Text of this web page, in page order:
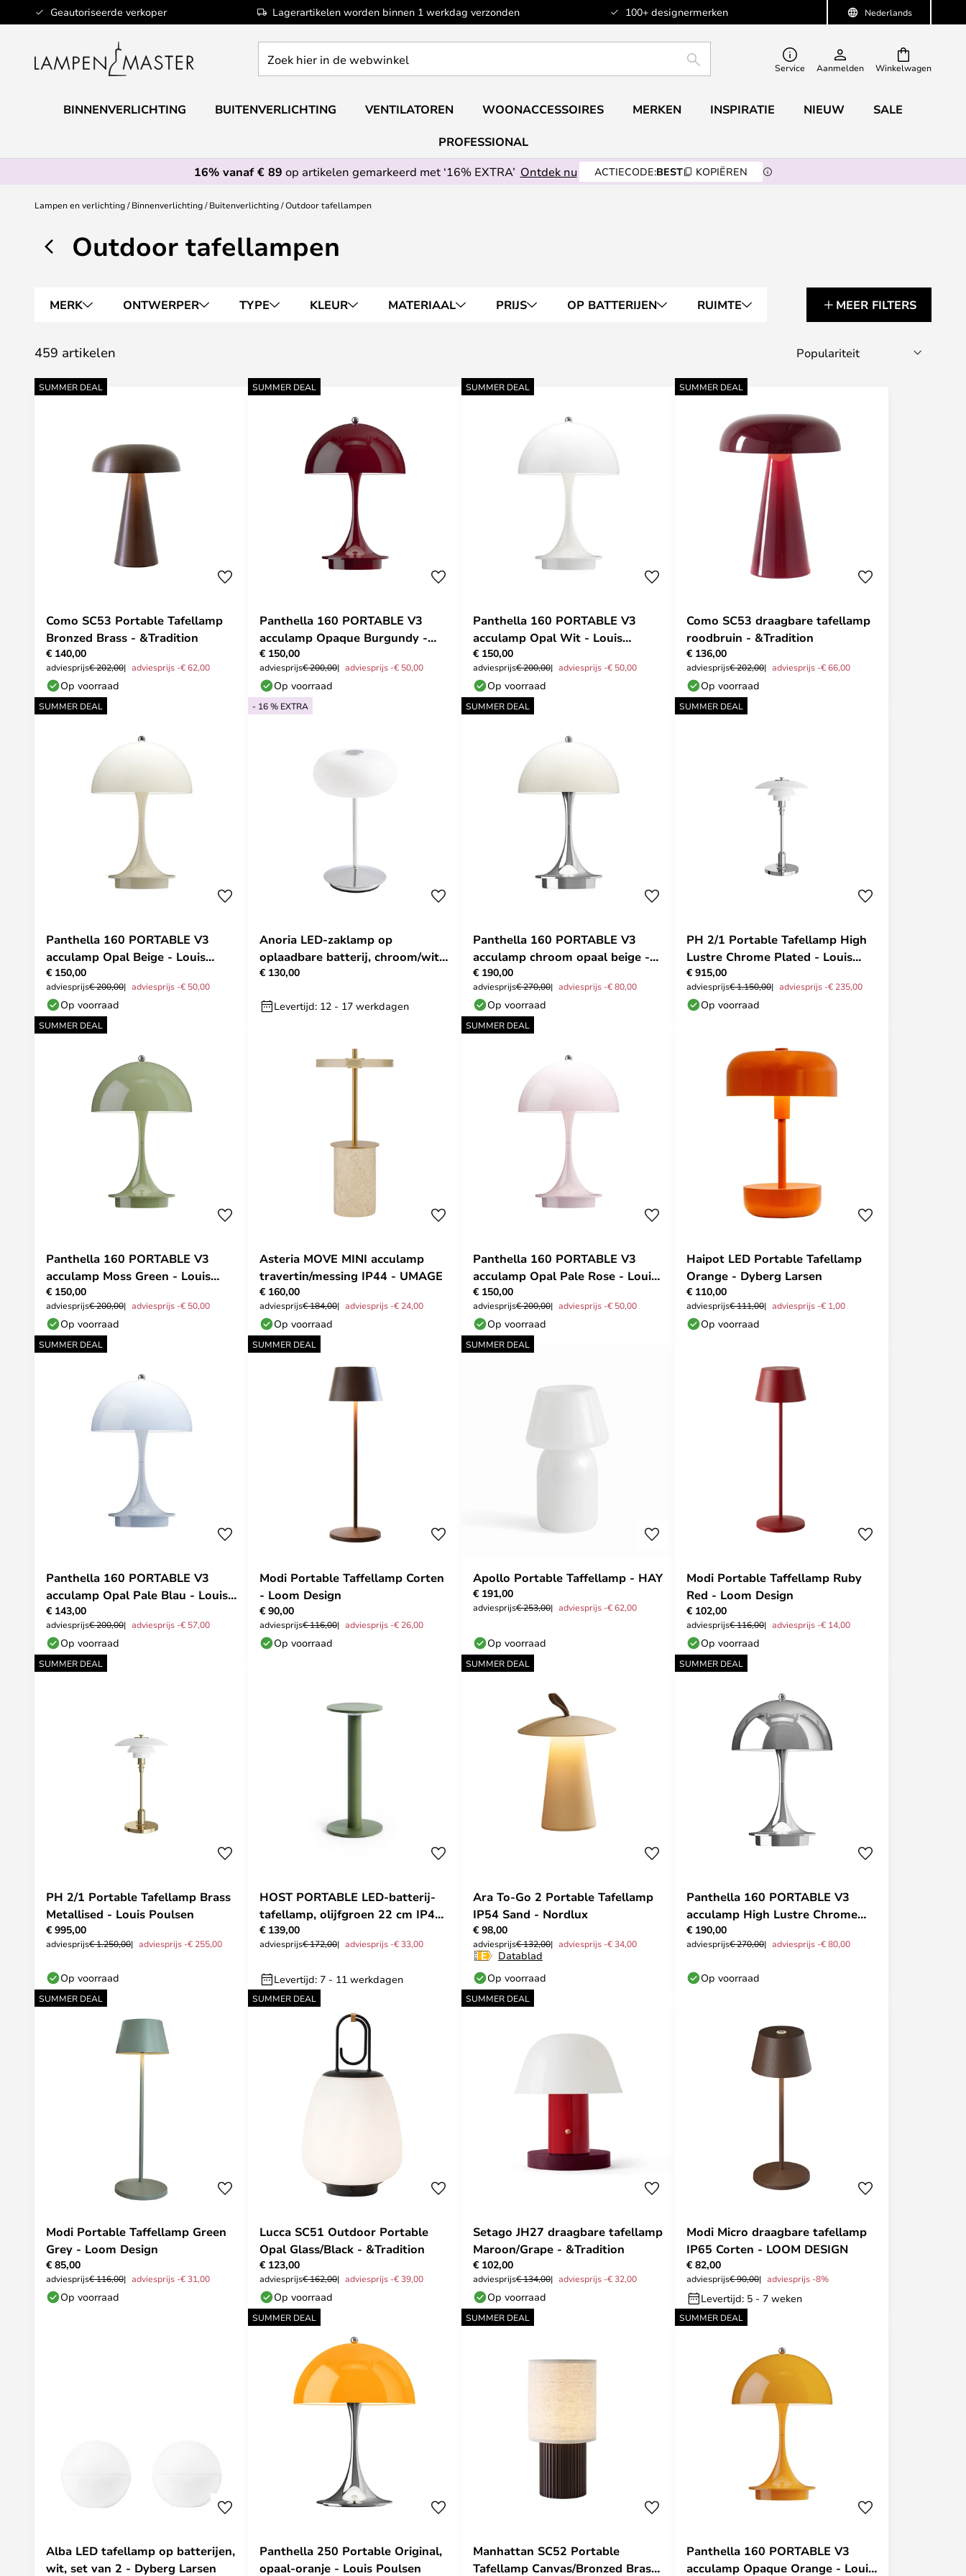
Nederlands
Geautoriseerde verkoper Lagerartikelen worden binnen 1 werkdag verzonden 100+ designermerken
Ga
naar
inhoud
Winkelwagen
hier
de
ZOEKEN Service Aanmelden
BINNENVERLICHTING BUITENVERLICHTING VENTILATOREN WOONACCESSOIRES MERKEN INSPIRATIE NIEUW SALE
PROFESSIONAL
16% vanaf € 89 op artikelen gemarkeerd met ‘16% EXTRA’ Ontdek nu ACTIECODE:BEST KOPIËREN
Lampen en verlichting Binnenverlichting Buitenverlichting Outdoor tafellampen
Outdoor tafellampen
MERK ONTWERPER TYPE KLEUR MATERIAAL PRIJS OP BATTERIJEN RUIMTE MEER FILTERS
459 artikelen
SUMMER DEAL
Como SC53 Portable Tafellamp
Bronzed Brass - &Tradition
€ 140,00
adviesprijs€ 202,00 adviesprijs -€ 62,00
Op voorraad
SUMMER DEAL
Panthella 160 PORTABLE V3
acculamp Opaque Burgundy -
Louis Poulsen
€ 150,00
adviesprijs€ 200,00 adviesprijs -€ 50,00
Op voorraad
SUMMER DEAL
Panthella 160 PORTABLE V3
acculamp Opal Wit - Louis
Poulsen
€ 150,00
adviesprijs€ 200,00 adviesprijs -€ 50,00
Op voorraad
SUMMER DEAL
Como SC53 draagbare tafellamp
roodbruin - &Tradition
€ 136,00
adviesprijs€ 202,00 adviesprijs -€ 66,00
Op voorraad
SUMMER DEAL
Panthella 160 PORTABLE V3
acculamp Opal Beige - Louis
Poulsen
€ 150,00
adviesprijs€ 200,00 adviesprijs -€ 50,00
Op voorraad
- 16 % EXTRA
Anoria LED-zaklamp op
oplaadbare batterij, chroom/wit,
glas, USB - Lucande
€ 130,00
Levertijd: 12 - 17 werkdagen
SUMMER DEAL
Panthella 160 PORTABLE V3
acculamp chroom opaal beige -
Louis Poulsen
€ 190,00
adviesprijs€ 270,00 adviesprijs -€ 80,00
Op voorraad
SUMMER DEAL
PH 2/1 Portable Tafellamp High
Lustre Chrome Plated - Louis
Poulsen
€ 915,00
adviesprijs€ 1.150,00 adviesprijs -€ 235,00
Op voorraad
SUMMER DEAL
Panthella 160 PORTABLE V3
acculamp Moss Green - Louis
Poulsen
€ 150,00
adviesprijs€ 200,00 adviesprijs -€ 50,00
Op voorraad
Asteria MOVE MINI acculamp
travertin/messing IP44 - UMAGE
€ 160,00
adviesprijs€ 184,00 adviesprijs -€ 24,00
Op voorraad
SUMMER DEAL
Panthella 160 PORTABLE V3
acculamp Opal Pale Rose - Louis
Poulsen
€ 150,00
adviesprijs€ 200,00 adviesprijs -€ 50,00
Op voorraad
Haipot LED Portable Tafellamp
Orange - Dyberg Larsen
€ 110,00
adviesprijs€ 111,00 adviesprijs -€ 1,00
Op voorraad
SUMMER DEAL
Panthella 160 PORTABLE V3
acculamp Opal Pale Blau - Louis
Poulsen
€ 143,00
adviesprijs€ 200,00 adviesprijs -€ 57,00
Op voorraad
SUMMER DEAL
Modi Portable Taffellamp Corten
- Loom Design
€ 90,00
adviesprijs€ 116,00 adviesprijs -€ 26,00
Op voorraad
SUMMER DEAL
Apollo Portable Taffellamp - HAY
€ 191,00
adviesprijs€ 253,00 adviesprijs -€ 62,00
Op voorraad
Modi Portable Taffellamp Ruby
Red - Loom Design
€ 102,00
adviesprijs€ 116,00 adviesprijs -€ 14,00
Op voorraad
SUMMER DEAL
PH 2/1 Portable Tafellamp Brass
Metallised - Louis Poulsen
€ 995,00
adviesprijs€ 1.250,00 adviesprijs -€ 255,00
Op voorraad
HOST PORTABLE LED-batterij-
tafellamp, olijfgroen 22 cm IP44
- HAY
€ 139,00
adviesprijs€ 172,00 adviesprijs -€ 33,00
Levertijd: 7 - 11 werkdagen
SUMMER DEAL
Ara To-Go 2 Portable Tafellamp
IP54 Sand - Nordlux
€ 98,00
adviesprijs€ 132,00 adviesprijs -€ 34,00
Datablad
Op voorraad
SUMMER DEAL
Panthella 160 PORTABLE V3
acculamp High Lustre Chrome
Plated - Louis Poulsen
€ 190,00
adviesprijs€ 270,00 adviesprijs -€ 80,00
Op voorraad
SUMMER DEAL
Modi Portable Taffellamp Green
Grey - Loom Design
€ 85,00
adviesprijs€ 116,00 adviesprijs -€ 31,00
Op voorraad
SUMMER DEAL
Lucca SC51 Outdoor Portable
Opal Glass/Black - &Tradition
€ 123,00
adviesprijs€ 162,00 adviesprijs -€ 39,00
Op voorraad
SUMMER DEAL
Setago JH27 draagbare tafellamp
Maroon/Grape - &Tradition
€ 102,00
adviesprijs€ 134,00 adviesprijs -€ 32,00
Op voorraad
Modi Micro draagbare tafellamp
IP65 Corten - LOOM DESIGN
€ 82,00
adviesprijs€ 90,00 adviesprijs -8%
Levertijd: 5 - 7 weken
Alba LED tafellamp op batterijen,
wit, set van 2 - Dyberg Larsen
SUMMER DEAL
Panthella 250 Portable Original,
opaal-oranje - Louis Poulsen
SUMMER DEAL
Manhattan SC52 Portable
Tafellamp Canvas/Bronzed Brass
SUMMER DEAL
Panthella 160 PORTABLE V3
acculamp Opaque Orange - Louis